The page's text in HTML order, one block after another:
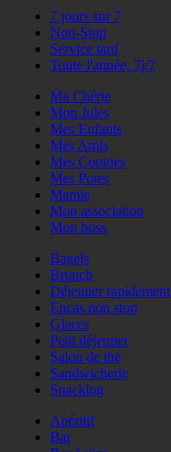
7 jours sur 7
Non-Stop
Service tard
Toute l'année, 7j/7
Ma Chérie
Mon Jules
Mes Enfants
Mes Amis
Mes Copines
Mes Potes
Mamie
Mon association
Mon boss
Bagels
Brunch
Déjeuner rapidement
Encas non stop
Glaces
Petit déjeuner
Salon de thé
Sandwicherie
Snacking
Apéritif
Bar